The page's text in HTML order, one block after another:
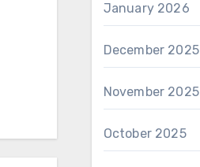
January 2026
December 2025
November 2025
October 2025